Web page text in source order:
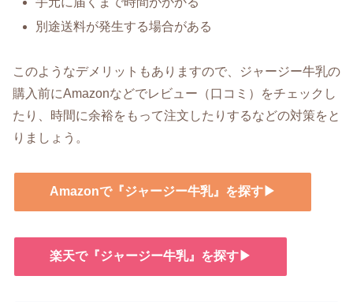
別途送料が発生する場合がある
このようなデメリットもありますので、ジャージー牛乳の
購入前にAmazonなどでレビュー（口コミ）をチェックし
たり、時間に余裕をもって注文したりするなどの対策をと
りましょう。
Amazonで『ジャージー牛乳』を探す▶
楽天で『ジャージー牛乳』を探す▶